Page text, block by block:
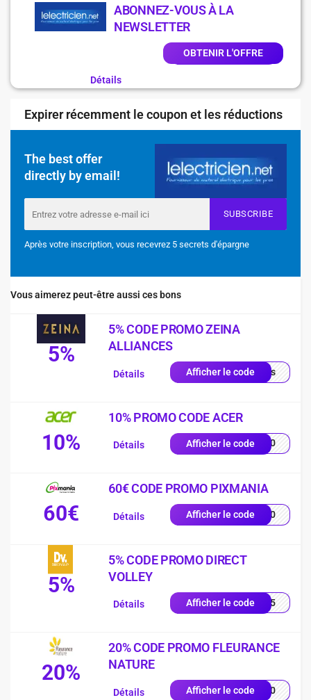
ABONNEZ-VOUS À LA
NEWSLETTER
OBTENIR L'OFFRE
Détails
Expirer récemment le coupon et les réductions
The best offer
directly by email!
SUBSCRIBE
Après votre inscription, vous recevrez 5 secrets d'épargne
Vous aimerez peut-être aussi ces bons
5%
5% CODE PROMO ZEINA
ALLIANCES
Afficher le codequis
Détails
10%
10% PROMO CODE ACER
Afficher le codeVE10
Détails
60€
60€ CODE PROMO PIXMANIA
Afficher le codeAL60
Détails
5%
5% CODE PROMO DIRECT
VOLLEY
Afficher le codeLEY5
Détails
20%
20% CODE PROMO FLEURANCE
NATURE
Afficher le codeEU20
Détails